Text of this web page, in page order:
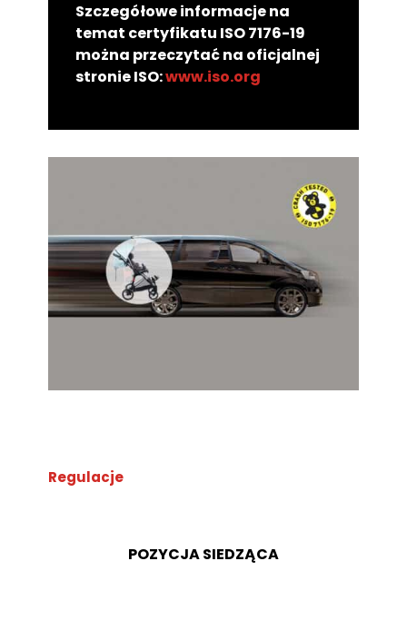
Szczegółowe informacje na
temat certyfikatu ISO 7176-19
można przeczytać na oficjalnej
stronie ISO:www.iso.org
Regulacje
POZYCJA SIEDZĄCA